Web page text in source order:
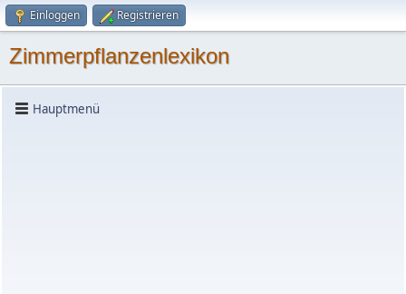
Einloggen Registrieren
Zimmerpflanzenlexikon
Hauptmenü